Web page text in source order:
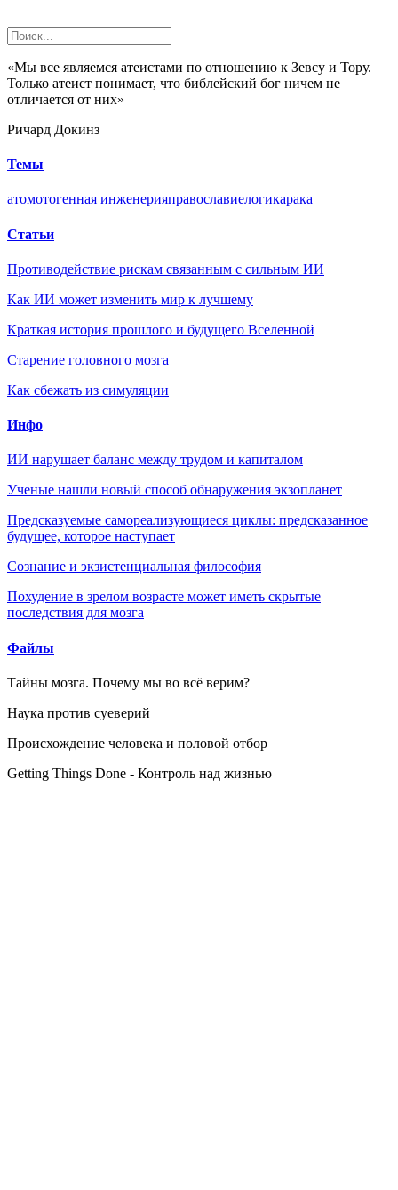
«Мы все являемся атеистами по отношению к Зевсу и Тору.
Только атеист понимает, что библейский бог ничем не
отличается от них»
Ричард Докинз
Темы
атомотогенная инженерияправославиелогикарака
Статьи
Противодействие рискам связанным с сильным ИИ
Как ИИ может изменить мир к лучшему
Краткая история прошлого и будущего Вселенной
Старение головного мозга
Как сбежать из симуляции
Инфо
ИИ нарушает баланс между трудом и капиталом
Ученые нашли новый способ обнаружения экзопланет
Предсказуемые самореализующиеся циклы: предсказанное
будущее, которое наступает
Сознание и экзистенциальная философия
Похудение в зрелом возрасте может иметь скрытые
последствия для мозга
Файлы
Тайны мозга. Почему мы во всё верим?
Наука против суеверий
Происхождение человека и половой отбор
Getting Things Done - Контроль над жизнью